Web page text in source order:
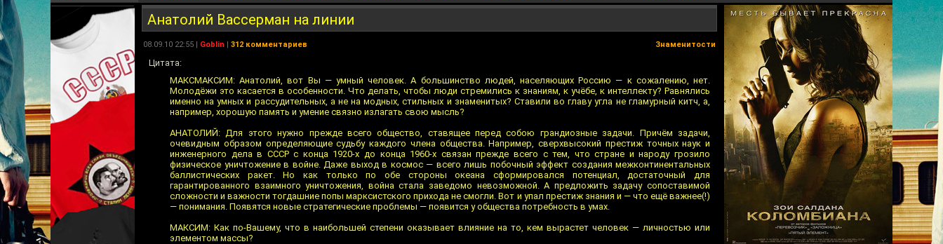
Анатолий Вассерман на линии
08.09.10 22:55 | Goblin | 312 комментариев Знаменитости
Цитата:
МАКСМАКСИМ: Анатолий, вот Вы — умный человек. А большинство людей, населяющих Россию — к сожалению, нет.
Молодёжи это касается в особенности. Что делать, чтобы люди стремились к знаниям, к учёбе, к интеллекту? Равнялись
именно на умных и рассудительных, а не на модных, стильных и знаменитых? Ставили во главу угла не гламурный китч, а,
например, хорошую память и умение связно излагать свою мысль?
АНАТОЛИЙ: Для этого нужно прежде всего общество, ставящее перед собою грандиозные задачи. Причём задачи,
очевидным образом определяющие судьбу каждого члена общества. Например, сверхвысокий престиж точных наук и
инженерного дела в СССР с конца 1920-х до конца 1960-х связан прежде всего с тем, что стране и народу грозило
физическое уничтожение в войне. Даже выход в космос — всего лишь побочный эффект создания межконтинентальных
баллистических ракет. Но как только по обе стороны океана сформировался потенциал, достаточный для
гарантированного взаимного уничтожения, война стала заведомо невозможной. А предложить задачу сопоставимой
сложности и важности тогдашние попы марксистского прихода не смогли. Вот и упал престиж знания и — что ещё важнее(!)
— понимания. Появятся новые стратегические проблемы — появится у общества потребность в умах.
МАКСИМ: Как по-Вашему, что в наибольшей степени оказывает влияние на то, кем вырастет человек — личностью или
элементом массы?